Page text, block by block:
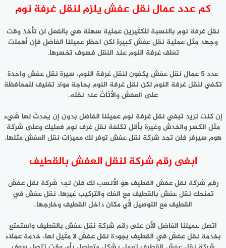
كم عدد عمال نقل عفش يلزم لنقل غرفة نوم
نقل غرفة نوم بالنسبة للكثيرين عملية سهلة هي بالفعل لن تأخذ وقت
وجهد مثل عملية نقل عفش كبيرة لكن احظر عميلنا الفاضل فإن أهملت
تغلف غرفة النوم عند النقل فسوف تخسرها.
عدد 5 عمال نقل عفش يكفون لنقل غرفة النوم، سيرة نقل عفش واحدة
تكفي لنقل غرفة النوم لكن نقل غرفة النوم بحاجة مواد تغليف للمحافظة
على العفش والأثاث عند نقله.
إن كنت تريد تبغي نقل غرفة نوم عميلنا الفاضل بدون إن يحدث لها شيء
مثل الكسر والخدش وغيرة بأقل تكلفة نقل غرف نوم فعليك وعلى شركة
هوم سيرفر فلن تجد شركة نقل عفش توفر لك مميزات نقل العفش مثلها.
ابغى رقم شركة لنقل العفش بالقطيف
رقم شركة نقل عفش القطيف هو الأنسب لك فلن تجد شركة نقل عفش
تمنحك نقل عفش بالقطيف مع الفك والتركيب غيرها، نقل عفش في
القطيف مع التوصيل لأي مكان داخل القطيف وخارجها.
اتصل عميلنا الفاضل الأن على رقم شركة نقل عفش بالقطيف واستمتع
بخدمة نقل عفش في القطيف بجودة نقل عفش لا مثيل لها، خدمة عملاء